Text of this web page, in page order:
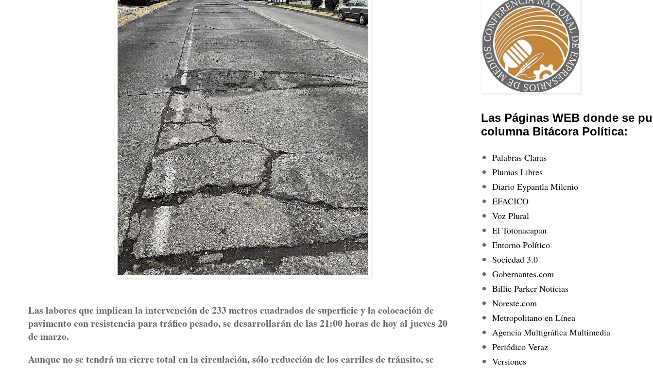
Las labores que implican la intervención de 233 metros cuadrados de superficie y la colocación de
pavimento con resistencia para tráfico pesado, se desarrollarán de las 21:00 horas de hoy al jueves 20
de marzo.
Aunque no se tendrá un cierre total en la circulación, sólo reducción de los carriles de tránsito, se
Las Páginas WEB donde se
columna Bitácora Política:
Palabras Claras
Plumas Libres
Diario Eypantla Milenio
EFACICO
Voz Plural
El Totonacapan
Entorno Político
Sociedad 3.0
Gobernantes.com
Billie Parker Noticias
Noreste.com
Metropolitano en Línea
Agencia Multigráfica Multimedia
Periódico Veraz
Versiones